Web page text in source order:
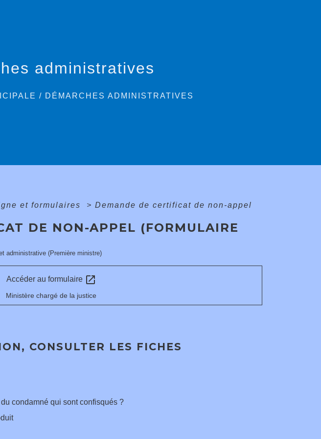
administratives
/ DÉMARCHES ADMINISTRATIVES
et formulaires > Demande de certificat de non-appel
DE NON-APPEL (FORMULAIRE
administrative (Première ministre)
Accéder au formulaire open_in_new
Ministère chargé de la justice
CONSULTER LES FICHES
condamné qui sont confisqués ?